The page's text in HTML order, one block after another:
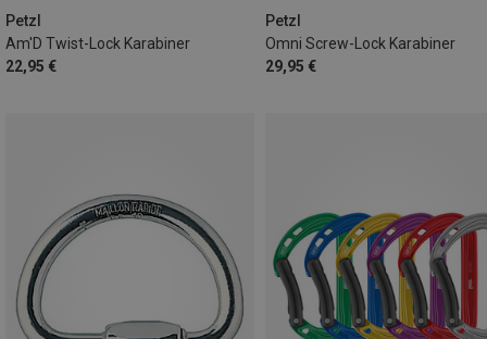
Petzl
Am'D Twist-Lock Karabiner
22,95 €
Petzl
Omni Screw-Lock Karabiner
29,95 €